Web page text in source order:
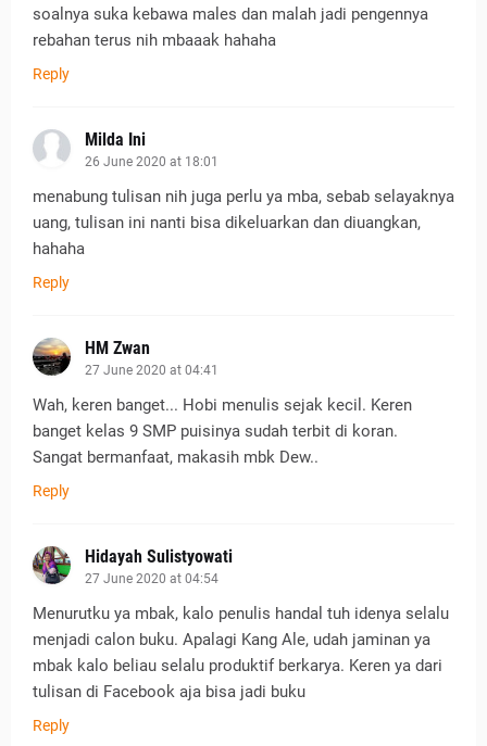
soalnya suka kebawa males dan malah jadi pengennya
rebahan terus nih mbaaak hahaha
Reply
Milda Ini
26 June 2020 at 18:01
menabung tulisan nih juga perlu ya mba, sebab selayaknya
uang, tulisan ini nanti bisa dikeluarkan dan diuangkan,
hahaha
Reply
HM Zwan
27 June 2020 at 04:41
Wah, keren banget... Hobi menulis sejak kecil. Keren
banget kelas 9 SMP puisinya sudah terbit di koran.
Sangat bermanfaat, makasih mbk Dew..
Reply
Hidayah Sulistyowati
27 June 2020 at 04:54
Menurutku ya mbak, kalo penulis handal tuh idenya selalu
menjadi calon buku. Apalagi Kang Ale, udah jaminan ya
mbak kalo beliau selalu produktif berkarya. Keren ya dari
tulisan di Facebook aja bisa jadi buku
Reply